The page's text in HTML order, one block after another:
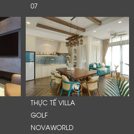
07
THỰC TẾ VILLA
GOLF
NOVAWORLD